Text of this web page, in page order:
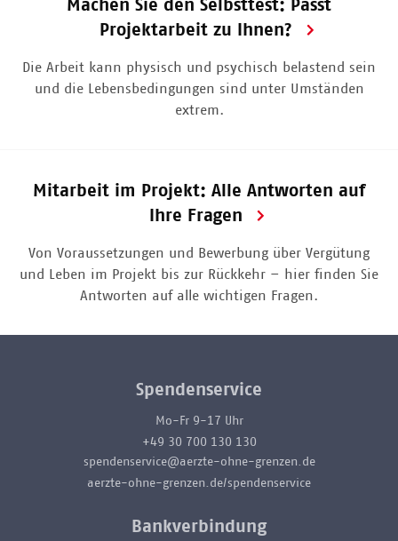
Machen Sie den Selbsttest: Passt
Projektarbeit zu Ihnen?
Die Arbeit kann physisch und psychisch belastend sein
und die Lebensbedingungen sind unter Umständen
extrem.
Mitarbeit im Projekt: Alle Antworten auf
Ihre Fragen
Von Voraussetzungen und Bewerbung über Vergütung
und Leben im Projekt bis zur Rückkehr – hier finden Sie
Antworten auf alle wichtigen Fragen.
Spendenservice
Mo-Fr 9-17 Uhr
+49 30 700 130 130
spendenservice@aerzte-ohne-grenzen.de
aerzte-ohne-grenzen.de/spendenservice
Bankverbindung